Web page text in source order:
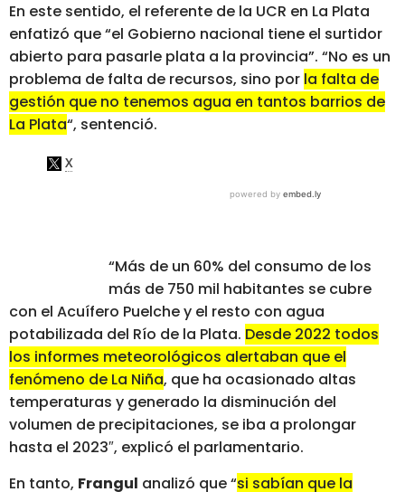
En este sentido, el referente de la UCR en La Plata
enfatizó que “el Gobierno nacional tiene el surtidor
abierto para pasarle plata a la provincia”. “No es un
problema de falta de recursos, sino por la falta de
gestión que no tenemos agua en tantos barrios de
La Plata“, sentenció.
“Más de un 60% del consumo de los
más de 750 mil habitantes se cubre
con el Acuífero Puelche y el resto con agua
potabilizada del Río de la Plata. Desde 2022 todos
los informes meteorológicos alertaban que el
fenómeno de La Niña, que ha ocasionado altas
temperaturas y generado la disminución del
volumen de precipitaciones, se iba a prolongar
hasta el 2023″, explicó el parlamentario.
En tanto, Frangul analizó que “si sabían que la